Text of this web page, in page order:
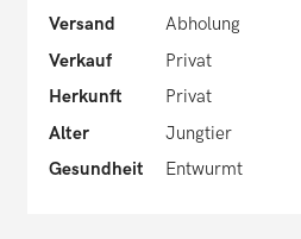
Versand
Abholung
Verkauf
Privat
Herkunft
Privat
Alter
Jungtier
Gesundheit
Entwurmt